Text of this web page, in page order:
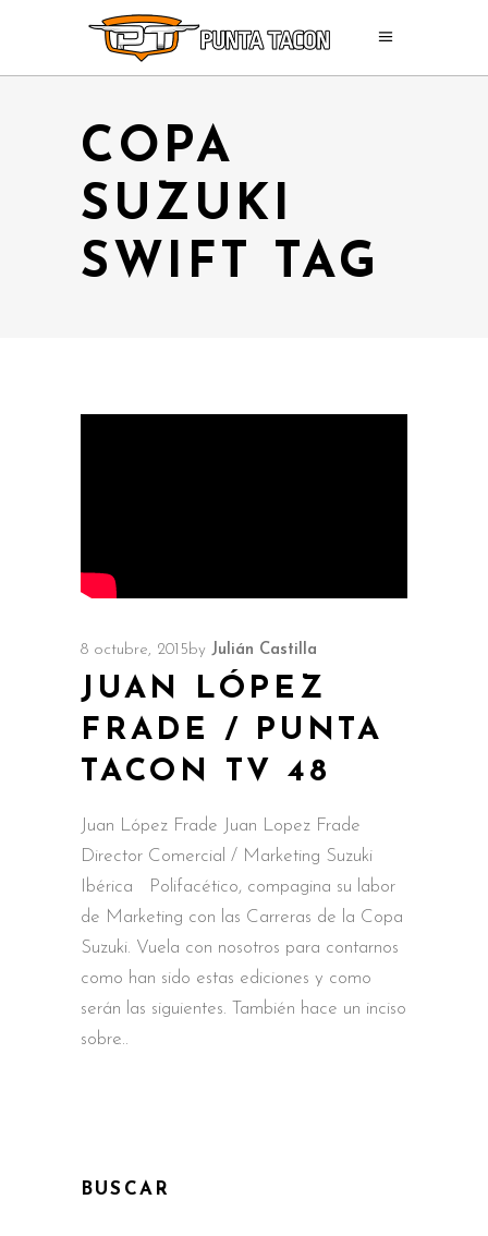
COPA
SUZUKI
SWIFT TAG
8 octubre, 2015 by Julián Castilla
JUAN LÓPEZ
FRADE / PUNTA
TACON TV 48
Juan López Frade Juan Lopez Frade
Director Comercial / Marketing Suzuki
Ibérica Polifacético, compagina su labor
de Marketing con las Carreras de la Copa
Suzuki. Vuela con nosotros para contarnos
como han sido estas ediciones y como
serán las siguientes. También hace un inciso
sobre
BUSCAR